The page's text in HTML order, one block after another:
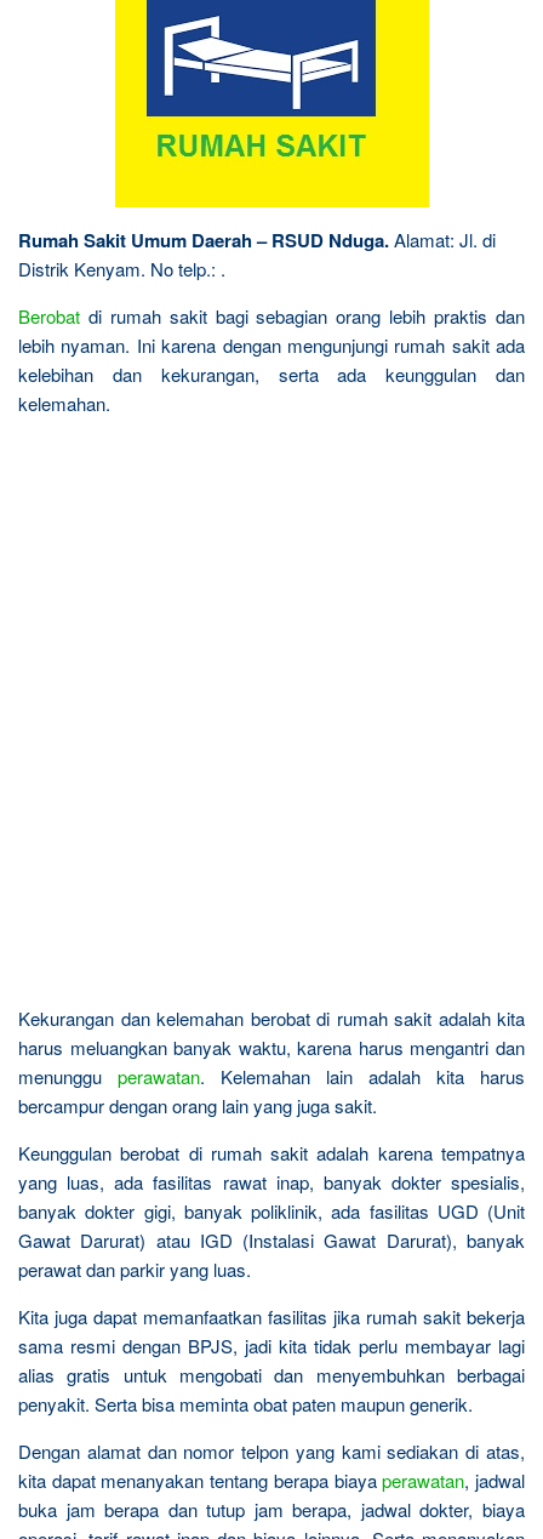
Rumah Sakit Umum Daerah – RSUD Nduga.Alamat: Jl. di
Distrik Kenyam. No telp.: .
Berobat di rumah sakit bagi sebagian orang lebih praktis dan
lebih nyaman. Ini karena dengan mengunjungi rumah sakit ada
kelebihan dan kekurangan, serta ada keunggulan dan
kelemahan.
Kekurangan dan kelemahan berobat di rumah sakit adalah kita
harus meluangkan banyak waktu, karena harus mengantri dan
menunggu perawatan. Kelemahan lain adalah kita harus
bercampur dengan orang lain yang juga sakit.
Keunggulan berobat di rumah sakit adalah karena tempatnya
yang luas, ada fasilitas rawat inap, banyak dokter spesialis,
banyak dokter gigi, banyak poliklinik, ada fasilitas UGD (Unit
Gawat Darurat) atau IGD (Instalasi Gawat Darurat), banyak
perawat dan parkir yang luas.
Kita juga dapat memanfaatkan fasilitas jika rumah sakit bekerja
sama resmi dengan BPJS, jadi kita tidak perlu membayar lagi
alias gratis untuk mengobati dan menyembuhkan berbagai
penyakit. Serta bisa meminta obat paten maupun generik.
Dengan alamat dan nomor telpon yang kami sediakan di atas,
kita dapat menanyakan tentang berapa biayaperawatan, jadwal
buka jam berapa dan tutup jam berapa, jadwal dokter, biaya